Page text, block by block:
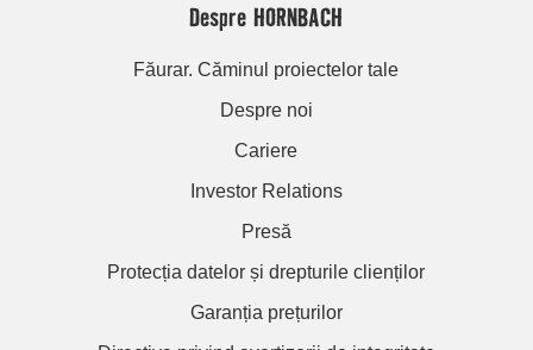
Despre HORNBACH
Făurar. Căminul proiectelor tale
Despre noi
Cariere
Investor Relations
Presă
Protecția datelor și drepturile clienților
Garanția prețurilor